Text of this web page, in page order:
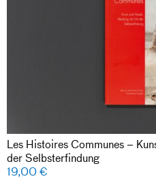
Les Histoires Communes –
der Selbsterfindung
19,00€